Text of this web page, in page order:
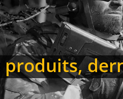
produits,